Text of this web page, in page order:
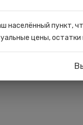
населённый пункт,
цены, остатки